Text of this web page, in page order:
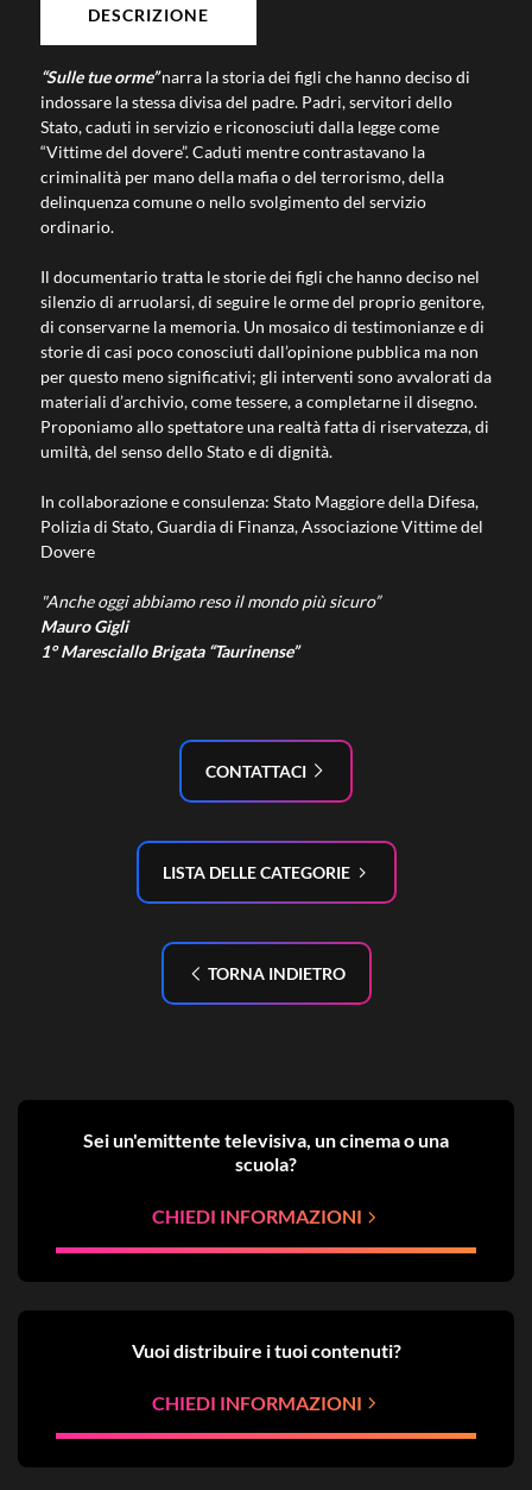
Sei un'emittente televisiva, un cinema o una
scuola?
CHIEDI INFORMAZIONI
Vuoi distribuire i tuoi contenuti?
CHIEDI INFORMAZIONI
DESCRIZIONE
“Sulle tue orme”narra la storia dei figli che hanno deciso di
indossare la stessa divisa del padre. Padri, servitori dello
Stato, caduti in servizio e riconosciuti dalla legge come
“Vittime del dovere”. Caduti mentre contrastavano la
criminalità per mano della mafia o del terrorismo, della
delinquenza comune o nello svolgimento del servizio
ordinario.
Il documentario tratta le storie dei figli che hanno deciso nel
silenzio di arruolarsi, di seguire le orme del proprio genitore,
di conservarne la memoria. Un mosaico di testimonianze e di
storie di casi poco conosciuti dall’opinione pubblica ma non
per questo meno significativi; gli interventi sono avvalorati da
materiali d’archivio, come tessere, a completarne il disegno.
Proponiamo allo spettatore una realtà fatta di riservatezza, di
umiltà, del senso dello Stato e di dignità.
In collaborazione e consulenza: Stato Maggiore della Difesa,
Polizia di Stato, Guardia di Finanza, Associazione Vittime del
Dovere
"Anche oggi abbiamo reso il mondo più sicuro”
Mauro Gigli
1° Maresciallo Brigata “Taurinense”
CONTATTACI
LISTA DELLE CATEGORIE
TORNA INDIETRO